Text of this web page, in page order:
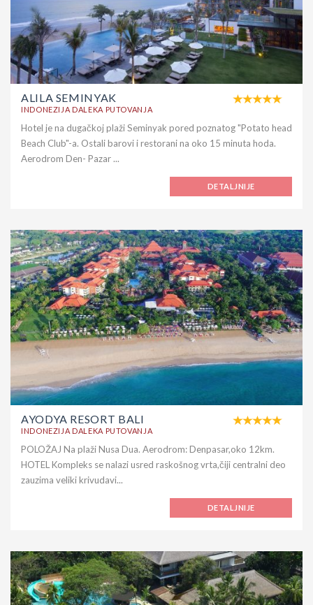
ALILA SEMINYAK
INDONEZIJA DALEKA PUTOVANJA
Hotel je na dugačkoj plaži Seminyak pored poznatog "Potato head
Beach Club"-a. Ostali barovi i restorani na oko 15 minuta hoda.
Aerodrom Den- Pazar ...
DETALJNIJE
AYODYA RESORT BALI
INDONEZIJA DALEKA PUTOVANJA
POLOŽAJ Na plaži Nusa Dua. Aerodrom: Denpasar,oko 12km.
HOTEL Kompleks se nalazi usred raskošnog vrta,čiji centralni deo
zauzima veliki krivudavi...
DETALJNIJE